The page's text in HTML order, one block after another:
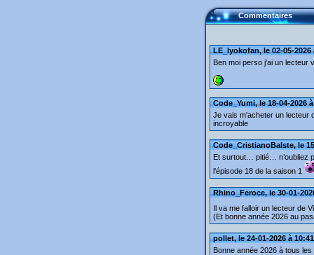
Commentaires
LE_lyokofan, le 02-05-2026
Ben moi perso j'ai un lecteur
Code_Yumi, le 18-04-2026
Je vais m'acheter un lecteur
incroyable
Code_CristianoBalste, le
Et surtout… pitié… n’oubliez
l'épisode 18 de la saison 1
Rhino_Feroce, le 30-01-
Il va me falloir un lecteur de
(Et bonne année 2026 au
pollet, le 24-01-2026 à 10:41
Bonne année 2026 à tous